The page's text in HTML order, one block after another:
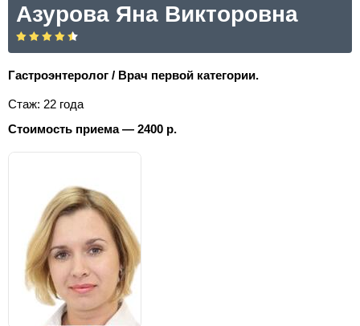
Азурова Яна Викторовна
Гастроэнтеролог / Врач первой категории.
Стаж: 22 года
Стоимость приема — 2400 р.